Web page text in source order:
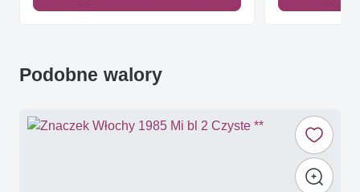
Podobne walory